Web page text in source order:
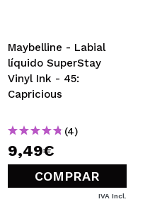
Maybelline - Labial
líquido SuperStay
Vinyl Ink - 45:
Capricious
(4)
9,49€
COMPRAR
IVA Incl.